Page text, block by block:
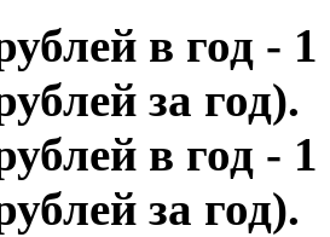
в год -
за год).
в год -
за год).